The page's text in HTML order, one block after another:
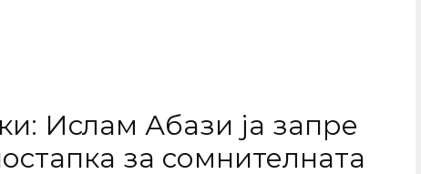
Ислам Абази ја запре
за сомнителната